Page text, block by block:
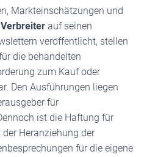
Markteinschätzungen und
Verbreiter auf seinen
veröffentlicht, stellen
die behandelten
zum Kauf oder
Den Ausführungen liegen
für
ist die Haftung für
Heranziehung der
für die eigene